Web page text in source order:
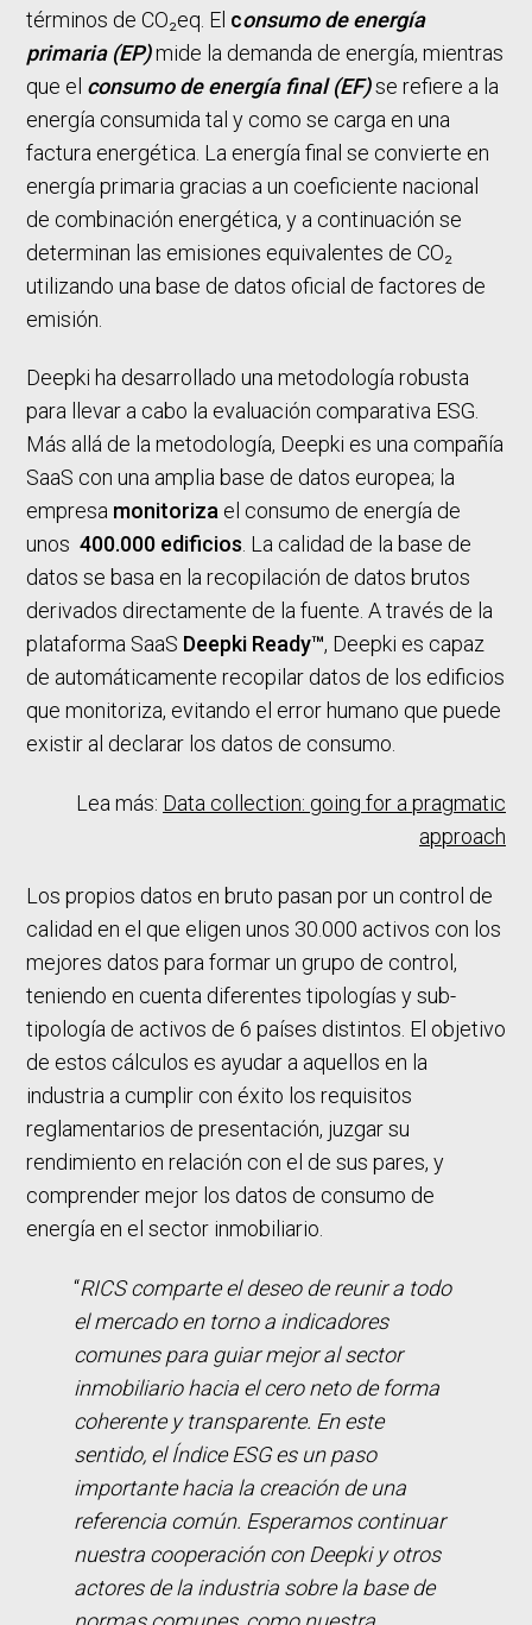
términos de CO₂eq. El consumo de energía
primaria (EP)mide la demanda de energía, mientras
que el consumo de energía final (EF)se refiere a la
energía consumida tal y como se carga en una
factura energética. La energía final se convierte en
energía primaria gracias a un coeficiente nacional
de combinación energética, y a continuación se
determinan las emisiones equivalentes de CO₂
utilizando una base de datos oficial de factores de
emisión.
Deepki ha desarrollado una metodología robusta
para llevar a cabo la evaluación comparativa ESG.
Más allá de la metodología, Deepki es una compañía
SaaS con una amplia base de datos europea; la
empresa monitoriza el consumo de energía de
unos 400.000 edificios. La calidad de la base de
datos se basa en la recopilación de datos brutos
derivados directamente de la fuente. A través de la
plataforma SaaS Deepki Ready™, Deepki es capaz
de automáticamente recopilar datos de los edificios
que monitoriza, evitando el error humano que puede
existir al declarar los datos de consumo.
Lea más: Data collection: going for a pragmatic
approach
Los propios datos en bruto pasan por un control de
calidad en el que eligen unos 30.000 activos con los
mejores datos para formar un grupo de control,
teniendo en cuenta diferentes tipologías y sub-
tipología de activos de 6 países distintos. El objetivo
de estos cálculos es ayudar a aquellos en la
industria a cumplir con éxito los requisitos
reglamentarios de presentación, juzgar su
rendimiento en relación con el de sus pares, y
comprender mejor los datos de consumo de
energía en el sector inmobiliario.
“RICS comparte el deseo de reunir a todo
el mercado en torno a indicadores
comunes para guiar mejor al sector
inmobiliario hacia el cero neto de forma
coherente y transparente. En este
sentido, el Índice ESG es un paso
importante hacia la creación de una
referencia común. Esperamos continuar
nuestra cooperación con Deepki y otros
actores de la industria sobre la base de